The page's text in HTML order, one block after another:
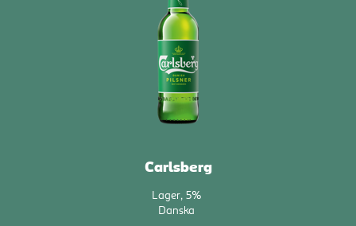
Carlsberg
Lager 5%
Danska